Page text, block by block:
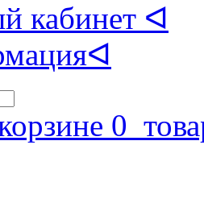
кабинет ᐊ
0